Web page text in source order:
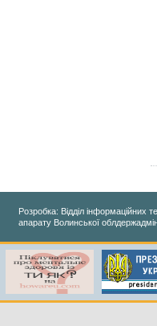
Розробка: Відділ інформаційних
апарату Волинської